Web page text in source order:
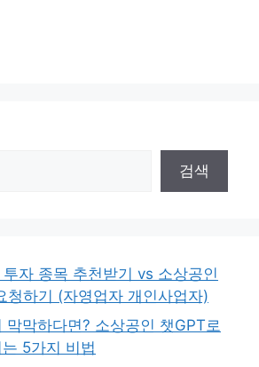
검색
자 종목 추천받기 vs 소상공인
청하기 (자영업자 개인사업자)
막막하다면? 소상공인 챗GPT로
5가지 비법